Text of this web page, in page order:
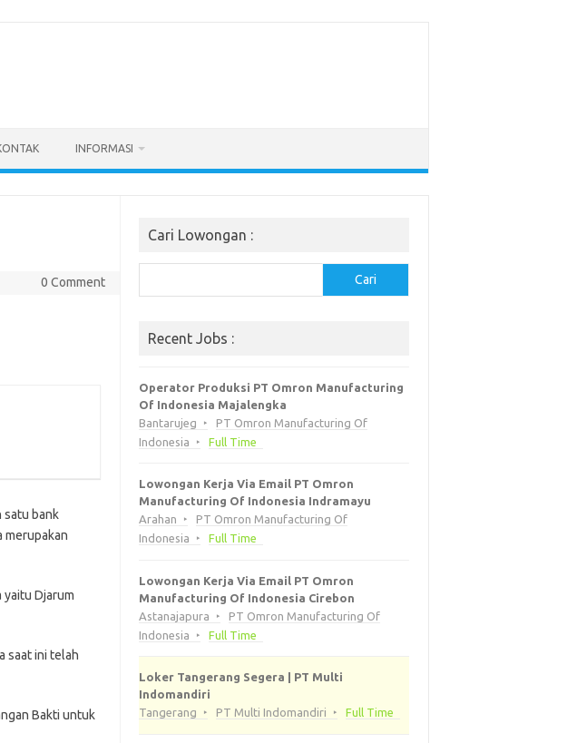
INFORMASI
0 Comment
satu bank
merupakan
Djarum
saat ini telah
Bakti untuk
Cari Lowongan :
Cari
Recent Jobs :
Operator Produksi PT Omron Manufacturing
Of Indonesia Majalengka
Bantarujeg
PT Omron Manufacturing Of
Indonesia
Full Time
Lowongan Kerja Via Email PT Omron
Manufacturing Of Indonesia Indramayu
Arahan
PT Omron Manufacturing Of
Indonesia
Full Time
Lowongan Kerja Via Email PT Omron
Manufacturing Of Indonesia Cirebon
Astanajapura
PT Omron Manufacturing Of
Indonesia
Full Time
Loker Tangerang Segera | PT Multi
Indomandiri
Tangerang
PT Multi Indomandiri Full Time